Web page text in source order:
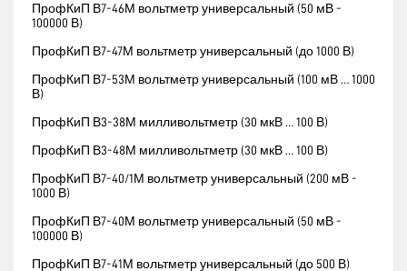
ПрофКиП В7-46М вольтметр универсальный (50 мВ -
100000 В)
ПрофКиП В7-47М вольтметр универсальный (до 1000 В)
ПрофКиП В7-53М вольтметр универсальный (100 мВ … 1000
В)
ПрофКиП В3-38М милливольтметр (30 мкВ … 100 В)
ПрофКиП В3-48М милливольтметр (30 мкВ … 100 В)
ПрофКиП В7-40/1М вольтметр универсальный (200 мВ -
1000 В)
ПрофКиП В7-40М вольтметр универсальный (50 мВ -
100000 В)
ПрофКиП В7-41М вольтметр универсальный (до 500 В)